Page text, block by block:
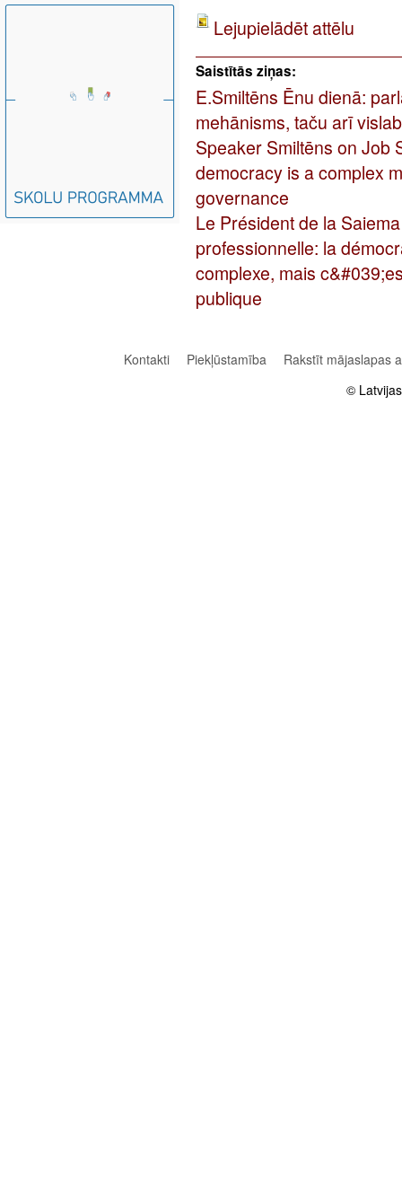
Lejupielādēt attēlu
Saistītās ziņas:
E.Smiltēns Ēnu dienā:
mehānisms, taču arī
Speaker Smiltēns on Job
democracy is a complex
governance
Le Président de la
professionnelle: la
complexe, mais
publique
Kontakti Piekļūstamība
Rakstīt mājaslapas
©